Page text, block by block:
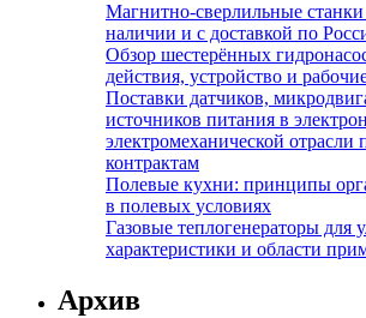
Магнитно-сверлильные
наличии и с доставкой по
Обзор шестерённых
действия, устройство и
Поставки датчиков,
источников питания в
электромеханической
контрактам
Полевые кухни: принципы
в полевых условиях
Газовые теплогенераторы для
характеристики и области
Архив